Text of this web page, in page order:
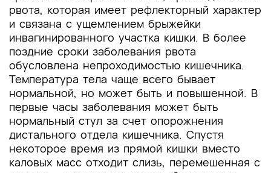
рвота, которая имеет рефлекторный характер
и связана с ущемлением брыжейки
инвагинированного участка кишки. В более
поздние сроки заболевания рвота
обусловлена непроходимостью кишечника.
Температура тела чаще всего бывает
нормальной, но может быть и повышенной. В
первые часы заболевания может быть
нормальный стул за счет опорожнения
дистального отдела кишечника. Спустя
некоторое время из прямой кишки вместо
каловых масс отходит слизь, перемешенная с